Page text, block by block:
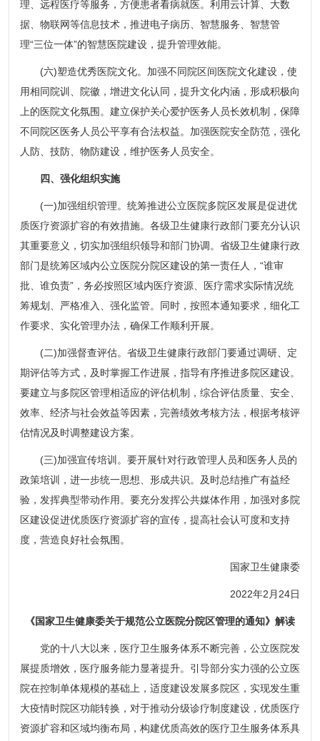
理、远程医疗等服务，方便患者看病就医。利用云计算、大数
据、物联网等信息技术，推进电子病历、智慧服务、智慧管
理“三位一体”的智慧医院建设，提升管理效能。
(六)塑造优秀医院文化。加强不同院区间医院文化建设，使
用相同院训、院徽，增进文化认同，提升文化内涵，形成积极向
上的医院文化氛围。建立保护关心爱护医务人员长效机制，保障
不同院区医务人员公平享有合法权益。加强医院安全防范，强化
人防、技防、物防建设，维护医务人员安全。
四、强化组织实施
(一)加强组织管理。统筹推进公立医院多院区发展是促进优
质医疗资源扩容的有效措施。各级卫生健康行政部门要充分认识
其重要意义，切实加强组织领导和部门协调。省级卫生健康行政
部门是统筹区域内公立医院分院区建设的第一责任人，“谁审
批、谁负责”，务必按照区域内医疗资源、医疗需求实际情况统
筹规划、严格准入、强化监管。同时，按照本通知要求，细化工
作要求、实化管理办法，确保工作顺利开展。
(二)加强督查评估。省级卫生健康行政部门要通过调研、定
期评估等方式，及时掌握工作进展，指导有序推进多院区建设。
要建立与多院区管理相适应的评估机制，综合评估质量、安全、
效率、经济与社会效益等因素，完善绩效考核方法，根据考核评
估情况及时调整建设方案。
(三)加强宣传培训。要开展针对行政管理人员和医务人员的
政策培训，进一步统一思想、形成共识。及时总结推广有益经
验，发挥典型带动作用。要充分发挥公共媒体作用，加强对多院
区建设促进优质医疗资源扩容的宣传，提高社会认可度和支持
度，营造良好社会氛围。
国家卫生健康委
2022年2月24日
《国家卫生健康委关于规范公立医院分院区管理的通知》解读
党的十八大以来，医疗卫生服务体系不断完善，公立医院发
展提质增效，医疗服务能力显著提升。引导部分实力强的公立医
院在控制单体规模的基础上，适度建设发展多院区，实现发生重
大疫情时院区功能转换，对于推动分级诊疗制度建设，优质医疗
资源扩容和区域均衡布局，构建优质高效的医疗卫生服务体系具